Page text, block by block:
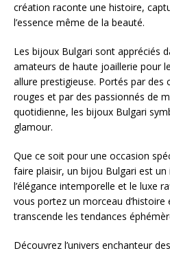
création raconte une histoire,
l’essence même de la beauté.
Les bijoux Bulgari sont appréciés
amateurs de haute joaillerie pour
allure prestigieuse. Portés par des
rouges et par des passionnés de
quotidienne, les bijoux Bulgari
glamour.
Que ce soit pour une occasion
faire plaisir, un bijou Bulgari est
l’élégance intemporelle et le luxe
vous portez un morceau d’histoire
transcende les tendances
Découvrez l’univers enchanteur